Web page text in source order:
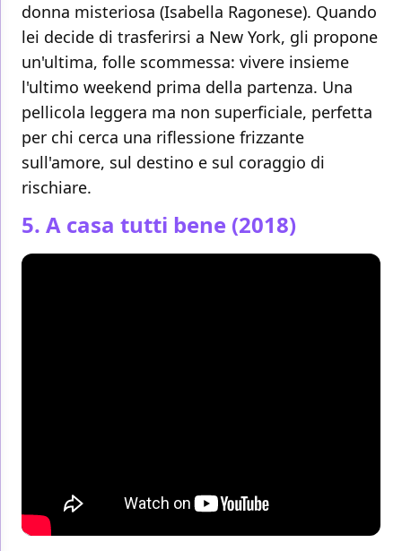
donna misteriosa (Isabella Ragonese). Quando
lei decide di trasferirsi a New York, gli propone
un'ultima, folle scommessa: vivere insieme
l'ultimo weekend prima della partenza. Una
pellicola leggera ma non superficiale, perfetta
per chi cerca una riflessione frizzante
sull'amore, sul destino e sul coraggio di
rischiare.
5. A casa tutti bene (2018)